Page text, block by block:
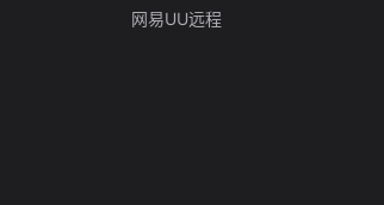
网易UU远程